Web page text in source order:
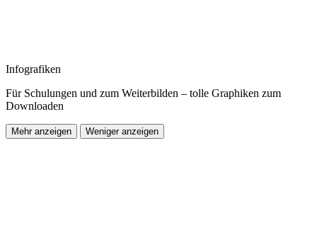
Infografiken
Für Schulungen und zum Weiterbilden – tolle Graphiken zum
Downloaden
Mehr anzeigen Weniger anzeigen